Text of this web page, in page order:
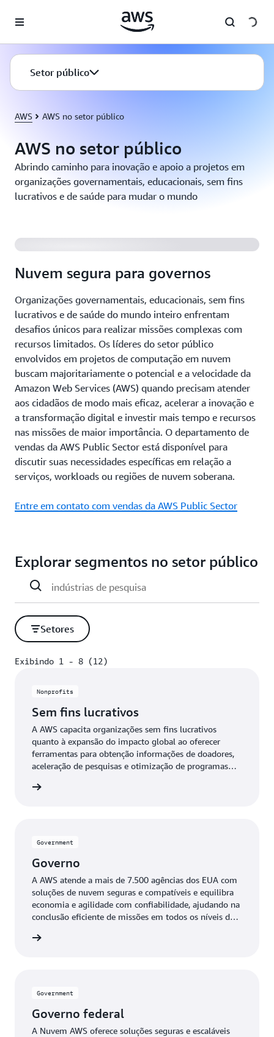
Pular para o conteúdo principal
AWS AWS no setor público
AWS no setor público
Abrindo caminho para inovação e apoio a projetos em
organizações governamentais, educacionais, sem fins
lucrativos e de saúde para mudar o mundo
Setor público
Nuvem segura para governos
Organizações governamentais, educacionais, sem fins
lucrativos e de saúde do mundo inteiro enfrentam
desafios únicos para realizar missões complexas com
recursos limitados. Os líderes do setor público
envolvidos em projetos de computação em nuvem
buscam majoritariamente o potencial e a velocidade da
Amazon Web Services (AWS) quando precisam atender
aos cidadãos de modo mais eficaz, acelerar a inovação e
a transformação digital e investir mais tempo e recursos
nas missões de maior importância. O departamento de
vendas da AWS Public Sector está disponível para
discutir suas necessidades específicas em relação a
serviços, workloads ou regiões de nuvem soberana.
Entre em contato com vendas da AWS Public Sector
Explorar segmentos no setor público
Setores
Exibindo 1 - 8 (12)
Nonprofits
Sem fins lucrativos
A AWS capacita organizações sem fins lucrativos
quanto à expansão do impacto global ao oferecer
ferramentas para obtenção informações de doadores,
aceleração de pesquisas e otimização de programas
Government
Governo
A AWS atende a mais de 7.500 agências dos EUA com
soluções de nuvem seguras e compatíveis e equilibra
economia e agilidade com confiabilidade, ajudando na
conclusão eficiente de missões em todos os níveis de
Government
Governo federal
A Nuvem AWS oferece soluções seguras e escaláveis